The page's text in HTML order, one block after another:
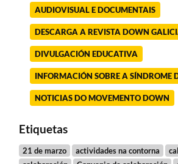
AUDIOVISUAL E DOCUMENTAIS
DESCARGA A REVISTA DOWN
DIVULGACIÓN EDUCATIVA
INFORMACIÓN SOBRE A SÍNDROME
NOTICIAS DO MOVEMENTO DOWN
Etiquetas
21 de marzo actividades na contorna